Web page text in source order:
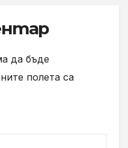
да бъде
полета са